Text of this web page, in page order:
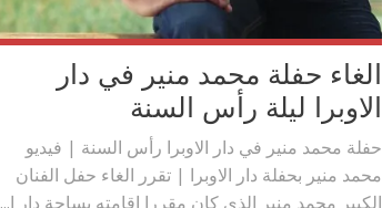
الغاء حفلة محمد منير في دار
الاوبرا ليلة رأس السنة
حفلة محمد منير في دار الاوبرا رأس السنة | فيديو
محمد منير بحفلة دار الاوبرا | تقرر الغاء حفل الفنان
الكبير محمد منير الذي كان مقررا اقامته بساحة دار ا...